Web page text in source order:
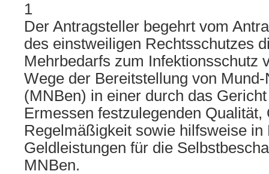
1
Der Antragsteller begehrt vom
des einstweiligen Rechtsschutzes
Mehrbedarfs zum Infektionsschutz
Wege der Bereitstellung von
(MNBen) in einer durch das
Ermessen festzulegenden Qualität,
Regelmäßigkeit sowie hilfsweise in
Geldleistungen für die
MNBen.